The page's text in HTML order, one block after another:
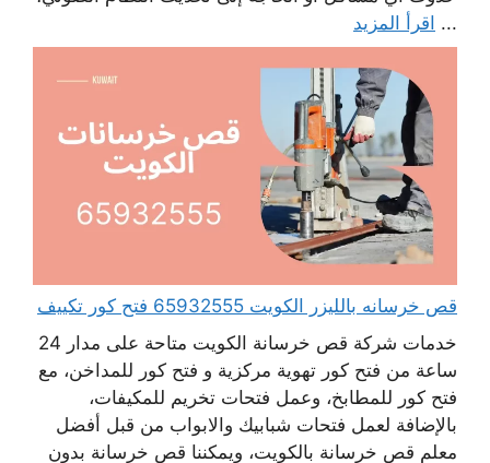
... اقرأ المزيد
قص خرسانه بالليزر الكويت 65932555 فتح كور تكييف
خدمات شركة قص خرسانة الكويت متاحة على مدار 24
ساعة من فتح كور تهوية مركزية و فتح كور للمداخن، مع
فتح كور للمطابخ، وعمل فتحات تخريم للمكيفات،
بالإضافة لعمل فتحات شبابيك والابواب من قبل أفضل
معلم قص خرسانة بالكويت، ويمكننا قص خرسانة بدون